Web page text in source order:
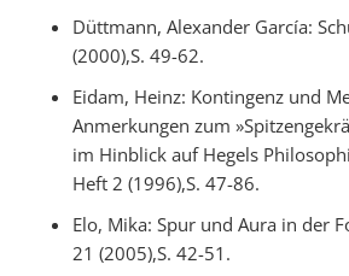
Düttmann, Alexander García:
(2000),S. 49-62.
Eidam, Heinz: Kontingenz und
Anmerkungen zum
im Hinblick auf Hegels
Heft 2 (1996),S. 47-86.
Elo, Mika: Spur und Aura in der
21 (2005),S. 42-51.